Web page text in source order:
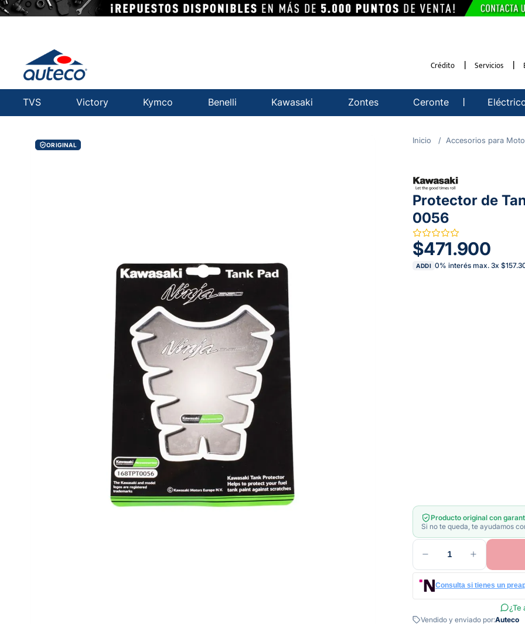
Crédito Servicios
TVS Victory Kymco Benelli Kawasaki Zontes Ceronte
ORIGINAL Accesorios para Moto
Protector de
0056
$471.900
ADDI 0% interés max. 3x
Producto original con
Si no te queda, te ayudamos
1
Consulta si tienes un
Vendido y enviado por:Auteco